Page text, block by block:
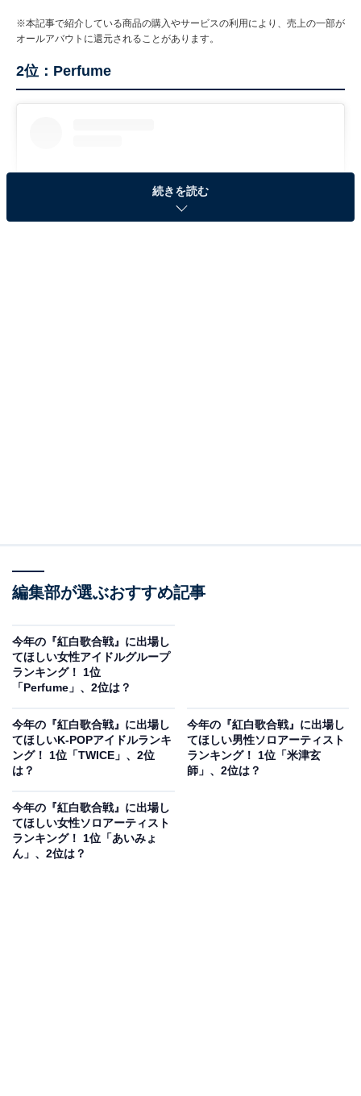
※本記事で紹介している商品の購入やサービスの利用により、売上の一部が
オールアバウトに還元されることがあります。
2位：Perfume
2位には「Perfume」が選ばれました。1999年に広島で
結成した3人組ユニットで、2007年にはCMソングとなっ
ドでブームを作り出し、2010年には東京ドームでのワン
マンライブを成功させます。
く世界でも人気が高い同グループ。2023年に放送された
『第74回NHK紅白歌合戦』では、16年連続16回目の出
場を果たしました。『NHK紅白歌合戦』にはおなじみの
回答者からは、「自分が若い頃から応援しているグルー
プなので出場して頂きたい」（30代男性／長崎県）、
続きを読む
編集部が選ぶおすすめ記事
今年の『紅白歌合戦』に出場し
てほしい女性アイドルグループ
ランキング！ 1位
「Perfume」、2位は？
今年の『紅白歌合戦』に出場し
てほしいK-POPアイドルランキ
ング！ 1位「TWICE」、2位
は？
今年の『紅白歌合戦』に出場し
てほしい男性ソロアーティスト
ランキング！ 1位「米津玄
師」、2位は？
今年の『紅白歌合戦』に出場し
てほしい女性ソロアーティスト
ランキング！ 1位「あいみょ
ん」、2位は？